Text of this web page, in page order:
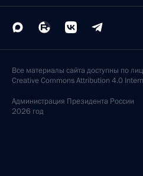
Все материалы сайта доступны по
Creative Commons Attribution 4.0
Администрация Президента России
2026 год